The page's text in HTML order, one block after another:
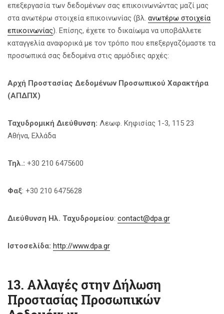
επεξεργασία των δεδομένων σας επικοινωνώντας μαζί μας
στα ανωτέρω στοιχεία επικοινωνίας (βλ. ανωτέρω στοιχεία
επικοινωνίας). Επίσης, έχετε το δικαίωμα να υποβάλλετε
καταγγελία αναφορικά με τον τρόπο που επεξεργαζόμαστε τα
προσωπικά σας δεδομένα στις αρμόδιες αρχές:
Αρχή Προστασίας Δεδομένων Προσωπικού Χαρακτήρα
(ΑΠΔΠΧ)
Ταχυδρομική Διεύθυνση: Λεωφ. Κηφισίας 1-3, 115 23
Αθήνα, Ελλάδα
Τηλ.: +30 210 6475600
Φαξ: +30 210 6475628
Διεύθυνση Ηλ. Ταχυδρομείου: contact@dpa.gr
Ιστοσελίδα: http://www.dpa.gr
13. Αλλαγές στην Δήλωση
Προστασίας Προσωπικών